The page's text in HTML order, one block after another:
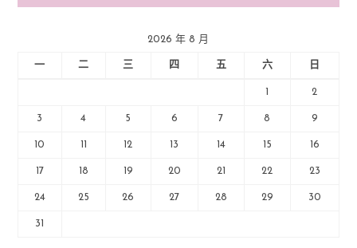
2026 年 8 月
一 二 三 四 五 六 日
2
3 4 5 6 7 8 9
10 12 13 14 15 16
17 18 19 20 21 22 23
24 25 26 27 28 29 30
31